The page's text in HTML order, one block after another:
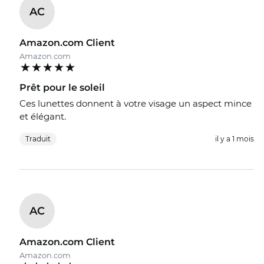
AC
Amazon.com Client
Amazon.com
Prêt pour le soleil
Ces lunettes donnent à votre visage un aspect mince
et élégant.
Traduit il y a 1 mois
AC
Amazon.com Client
Amazon.com